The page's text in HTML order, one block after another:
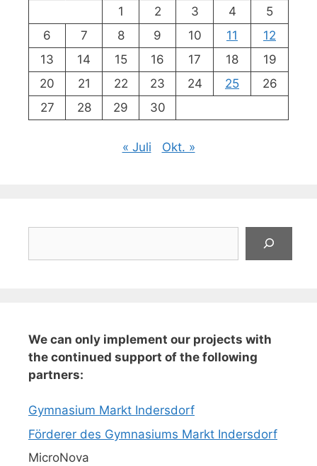
1
2 3 4
5
6
7 8 9 10 11
12
13
14 15 16 17 18
19
20
21 22 23 24 25
26
27
28 29 30
« Juli Okt. »
We can only implement our projects with
the continued support of the following
partners:
Gymnasium Markt Indersdorf
Förderer des Gymnasiums Markt Indersdorf
MicroNova